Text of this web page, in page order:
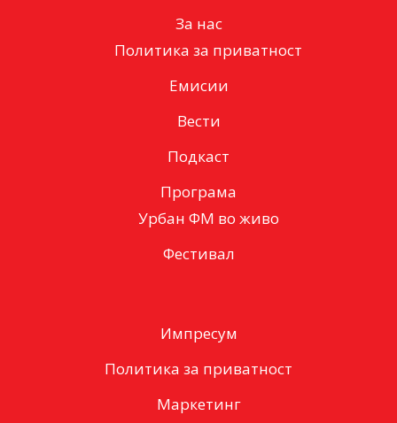
За нас
Политика за приватност
Емисии
Вести
Подкаст
Програма
Урбан ФМ во живо
Фестивал
Импресум
Политика за приватност
Маркетинг